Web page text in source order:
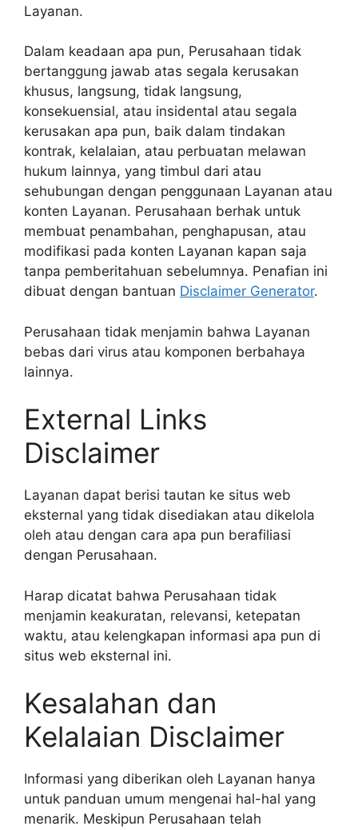
Layanan.
Dalam keadaan apa pun, Perusahaan tidak
bertanggung jawab atas segala kerusakan
khusus, langsung, tidak langsung,
konsekuensial, atau insidental atau segala
kerusakan apa pun, baik dalam tindakan
kontrak, kelalaian, atau perbuatan melawan
hukum lainnya, yang timbul dari atau
sehubungan dengan penggunaan Layanan atau
konten Layanan. Perusahaan berhak untuk
membuat penambahan, penghapusan, atau
modifikasi pada konten Layanan kapan saja
tanpa pemberitahuan sebelumnya. Penafian ini
dibuat dengan bantuan Disclaimer Generator.
Perusahaan tidak menjamin bahwa Layanan
bebas dari virus atau komponen berbahaya
lainnya.
External Links
Disclaimer
Layanan dapat berisi tautan ke situs web
eksternal yang tidak disediakan atau dikelola
oleh atau dengan cara apa pun berafiliasi
dengan Perusahaan.
Harap dicatat bahwa Perusahaan tidak
menjamin keakuratan, relevansi, ketepatan
waktu, atau kelengkapan informasi apa pun di
situs web eksternal ini.
Kesalahan dan
Kelalaian Disclaimer
Informasi yang diberikan oleh Layanan hanya
untuk panduan umum mengenai hal-hal yang
menarik. Meskipun Perusahaan telah